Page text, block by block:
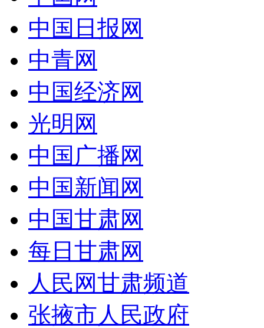
中国日报网
中青网
中国经济网
光明网
中国广播网
中国新闻网
中国甘肃网
每日甘肃网
人民网甘肃频道
张掖市人民政府